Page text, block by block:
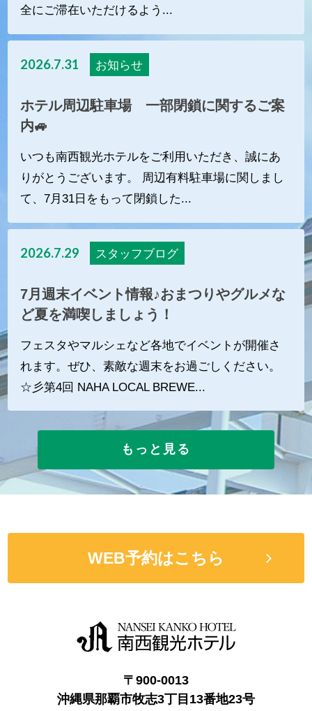
全にご滞在いただけるよう...
2026.7.31 お知らせ
ホテル周辺駐車場 一部閉鎖に関するご案
内🚙
いつも南西観光ホテルをご利用いただき、誠にあ
りがとうございます。 周辺有料駐車場に関しまし
て、7月31日をもって閉鎖した...
2026.7.29 スタッフブログ
7月週末イベント情報♪おまつりやグルメな
ど夏を満喫しましょう！
フェスタやマルシェなど各地でイベントが開催さ
れます。ぜひ、素敵な週末をお過ごしください。
☆彡第4回 NAHA LOCAL BREWE...
もっと見る
〒900-0013
沖縄県那覇市牧志3丁目13番地23号
WEB予約はこちら